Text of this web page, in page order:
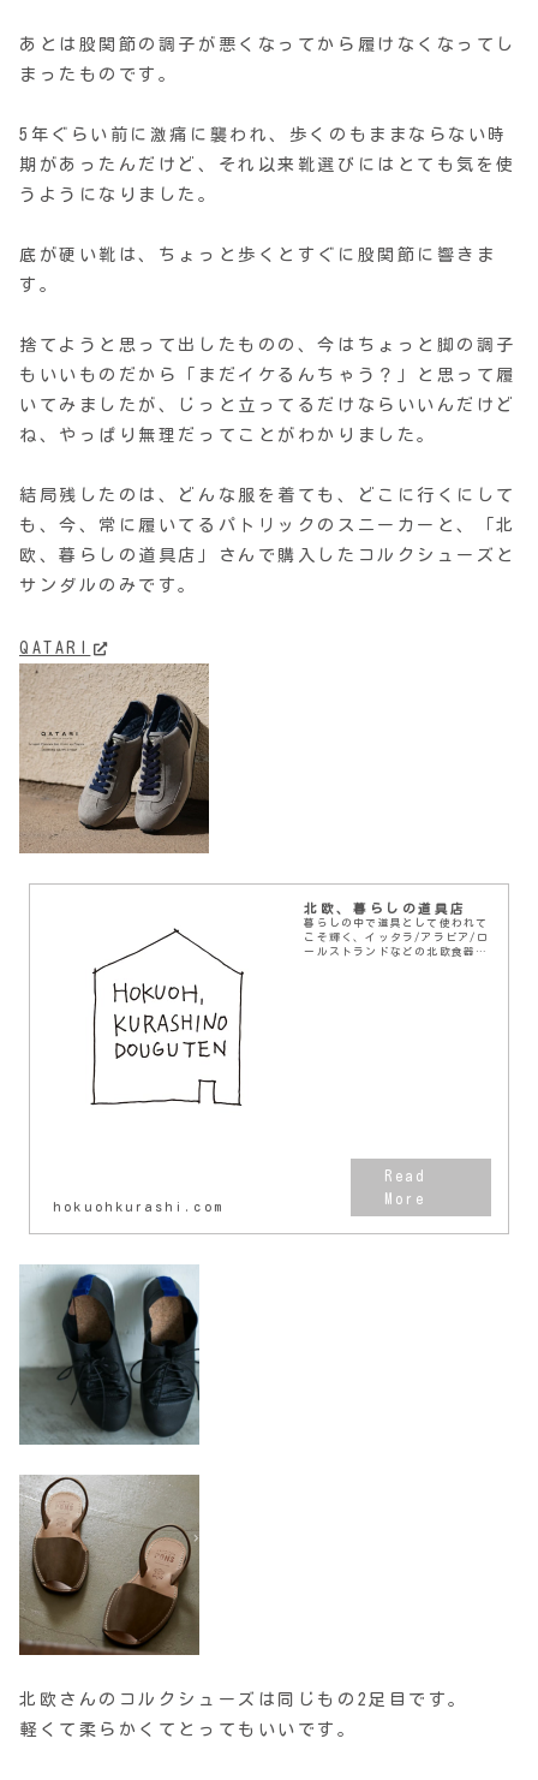
あとは股関節の調子が悪くなってから履けなくなってし
まったものです。
5年ぐらい前に激痛に襲われ、歩くのもままならない時
期があったんだけど、それ以来靴選びにはとても気を使
うようになりました。
底が硬い靴は、ちょっと歩くとすぐに股関節に響きま
す。
捨てようと思って出したものの、今はちょっと脚の調子
もいいものだから「まだイケるんちゃう？」と思って履
いてみましたが、じっと立ってるだけならいいんだけど
ね、やっぱり無理だってことがわかりました。
結局残したのは、どんな服を着ても、どこに行くにして
も、今、常に履いてるパトリックのスニーカーと、「北
欧、暮らしの道具店」さんで購入したコルクシューズと
サンダルのみです。
QATARI
北欧、暮らしの道具店
暮らしの中で道具として使われて
こそ輝く、イッタラ/アラビア/ロ
ールストランドなどの北欧食器、
hokuohkurashi.com
北欧さんのコルクシューズは同じもの2足目です。
軽くて柔らかくてとってもいいです。